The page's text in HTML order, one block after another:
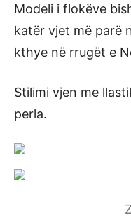
Modeli i flokëve
katër vjet më parë
kthye në rrugët e
Stilimi vjen me
perla.